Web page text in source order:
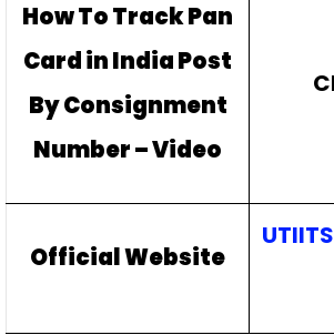
How To Track Pan
Card in India Post
ByConsignment
Number – Video
Official Website